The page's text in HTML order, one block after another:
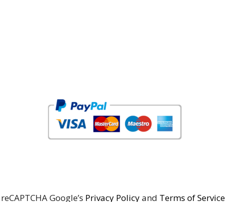
reCAPTCHA Google’s Privacy Policyand Terms of Service